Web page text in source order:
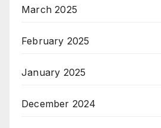
March 2025
February 2025
January 2025
December 2024